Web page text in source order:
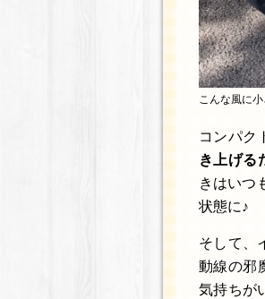
こんな風に
コンパク
き上げる
きはいつ
状態に♪
そして、
動線の邪
気持ちが